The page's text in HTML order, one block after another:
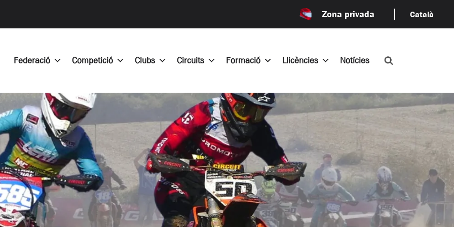
Zona privada Català
Federació Competició Clubs Circuits Formació Llicències Notícies